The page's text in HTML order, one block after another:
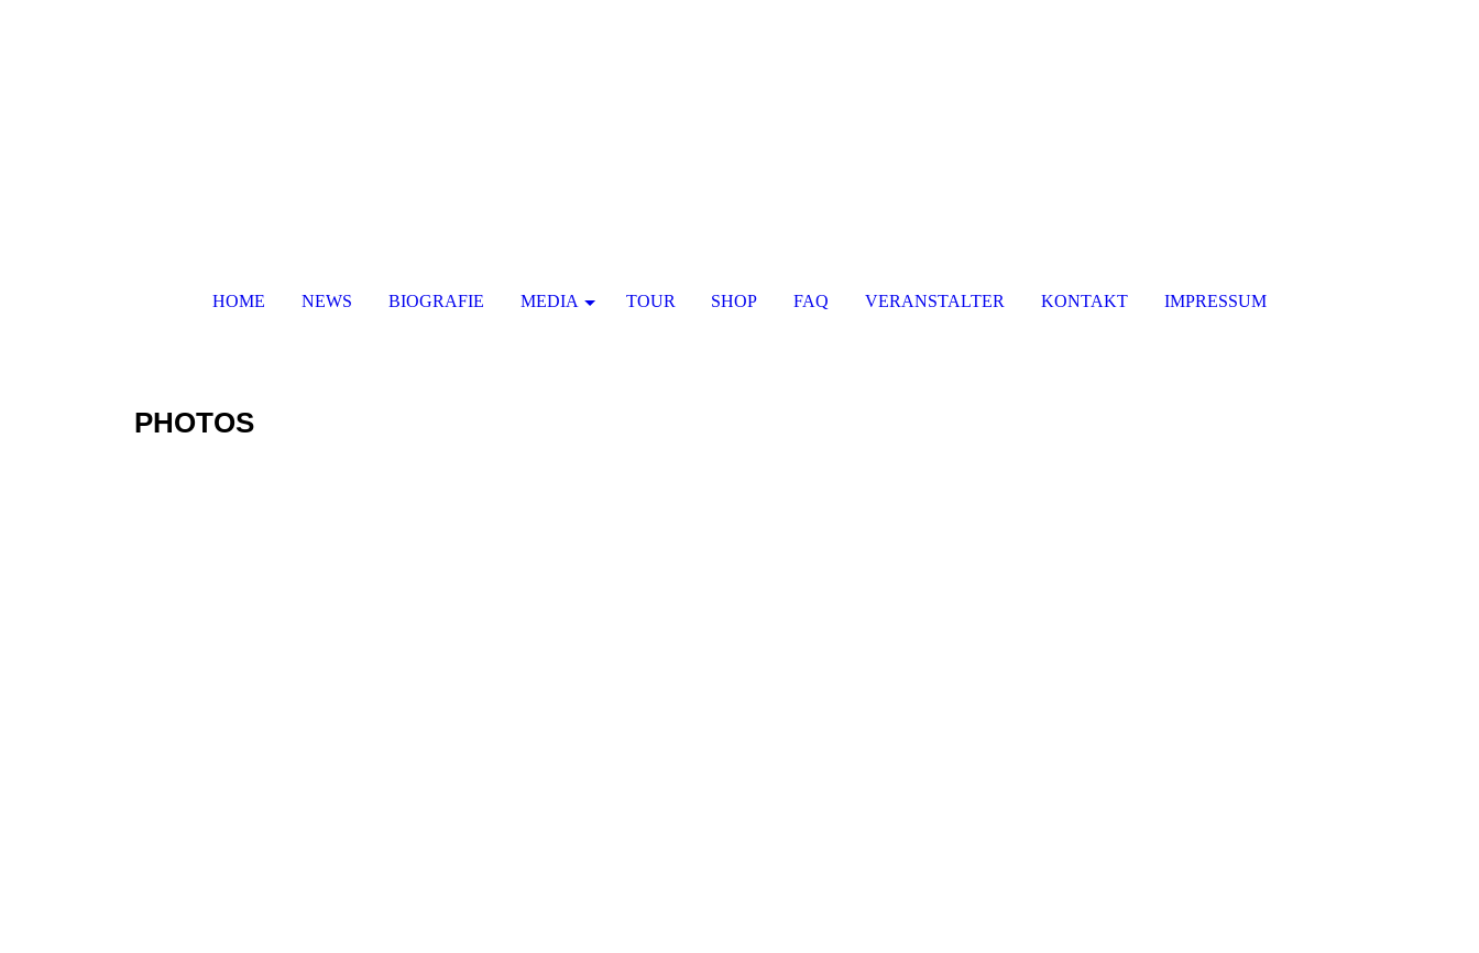
HOME NEWS BIOGRAFIE MEDIA TOUR SHOP FAQ VERANSTALTER KONTAKT IMPRESSUM
PHOTOS